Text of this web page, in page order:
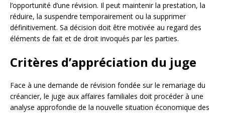
l’opportunité d’une révision. Il peut maintenir la prestation, la
réduire, la suspendre temporairement ou la supprimer
définitivement. Sa décision doit être motivée au regard des
éléments de fait et de droit invoqués par les parties.
Critères d’appréciation du juge
Face à une demande de révision fondée sur le remariage du
créancier, le juge aux affaires familiales doit procéder à une
analyse approfondie de la nouvelle situation économique des